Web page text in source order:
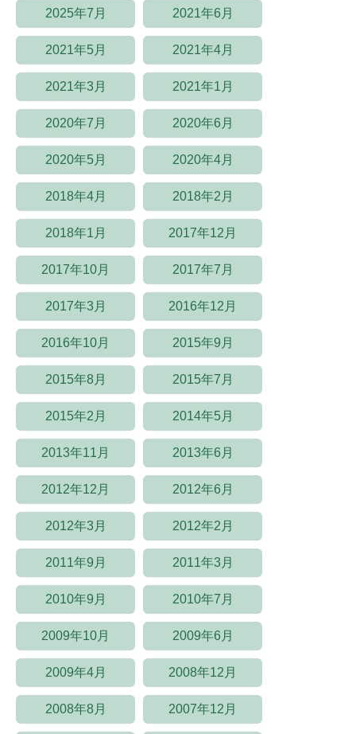
2025年7月 2021年6月
2021年5月 2021年4月
2021年3月 2021年1月
2020年7月 2020年6月
2020年5月 2020年4月
2018年4月 2018年2月
2018年1月 2017年12月
2017年10月 2017年7月
2017年3月 2016年12月
2016年10月 2015年9月
2015年8月 2015年7月
2015年2月 2014年5月
2013年11月 2013年6月
2012年12月 2012年6月
2012年3月 2012年2月
2011年9月 2011年3月
2010年9月 2010年7月
2009年10月 2009年6月
2009年4月 2008年12月
2008年8月 2007年12月